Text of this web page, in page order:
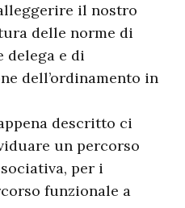
il nostro
delle norme di
delega e di
dell’ordinamento in
descritto ci
un percorso
per i
funzionale a